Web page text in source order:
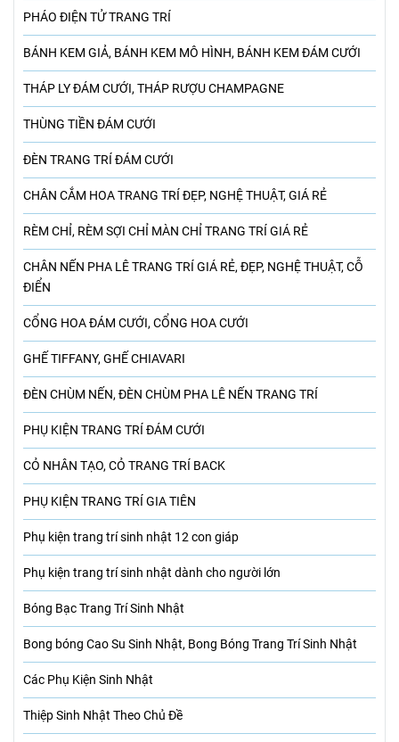
PHÁO ĐIỆN TỬ TRANG TRÍ
BÁNH KEM GIẢ, BÁNH KEM MÔ HÌNH, BÁNH KEM ĐÁM CƯỚI
THÁP LY ĐÁM CƯỚI, THÁP RƯỢU CHAMPAGNE
THÙNG TIỀN ĐÁM CƯỚI
ĐÈN TRANG TRÍ ĐÁM CƯỚI
CHÂN CẮM HOA TRANG TRÍ ĐẸP, NGHỆ THUẬT, GIÁ RẺ
RÈM CHỈ, RÈM SỢI CHỈ MÀN CHỈ TRANG TRÍ GIÁ RẺ
CHÂN NẾN PHA LÊ TRANG TRÍ GIÁ RẺ, ĐẸP, NGHỆ THUẬT, CỖ
ĐIỂN
CỔNG HOA ĐÁM CƯỚI, CỔNG HOA CƯỚI
GHẾ TIFFANY, GHẾ CHIAVARI
ĐÈN CHÙM NẾN, ĐÈN CHÙM PHA LÊ NẾN TRANG TRÍ
PHỤ KIỆN TRANG TRÍ ĐÁM CƯỚI
CỎ NHÂN TẠO, CỎ TRANG TRÍ BACK
PHỤ KIỆN TRANG TRÍ GIA TIÊN
Phụ kiện trang trí sinh nhật 12 con giáp
Phụ kiện trang trí sinh nhật dành cho người lớn
Bóng Bạc Trang Trí Sinh Nhật
Bong bóng Cao Su Sinh Nhật, Bong Bóng Trang Trí Sinh Nhật
Các Phụ Kiện Sinh Nhật
Thiệp Sinh Nhật Theo Chủ Đề